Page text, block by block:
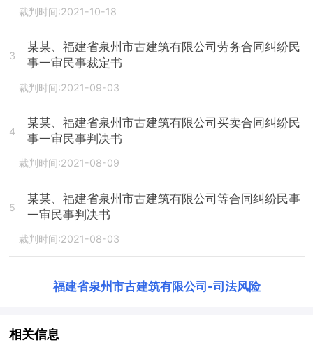
裁判时间:2021-10-18
3
某某、福建省泉州市古建筑有限公司劳务合同纠纷民
事一审民事裁定书
裁判时间:2021-09-03
4
某某、福建省泉州市古建筑有限公司买卖合同纠纷民
事一审民事判决书
裁判时间:2021-08-09
5
某某、福建省泉州市古建筑有限公司等合同纠纷民事
一审民事判决书
裁判时间:2021-08-03
福建省泉州市古建筑有限公司 -司法风险
相关信息